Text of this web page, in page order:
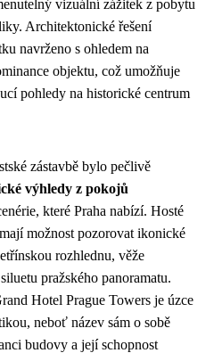
vizuální zážitek z pobytu
Architektonické řešení
navrženo s ohledem na
objektu, což umožňuje
pohledy na historické centrum
zástavbě bylo pečlivě
výhledy z pokojů
které Praha nabízí. Hosté
možnost pozorovat ikonické
rozhlednu, věže
pražského panoramatu.
Hotel Prague Towers je úzce
neboť název sám o sobě
budovy a její schopnost